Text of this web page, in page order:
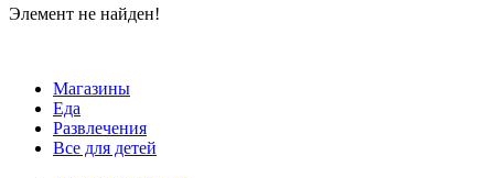
Элемент не найден!
Магазины
Еда
Развлечения
Все для детей